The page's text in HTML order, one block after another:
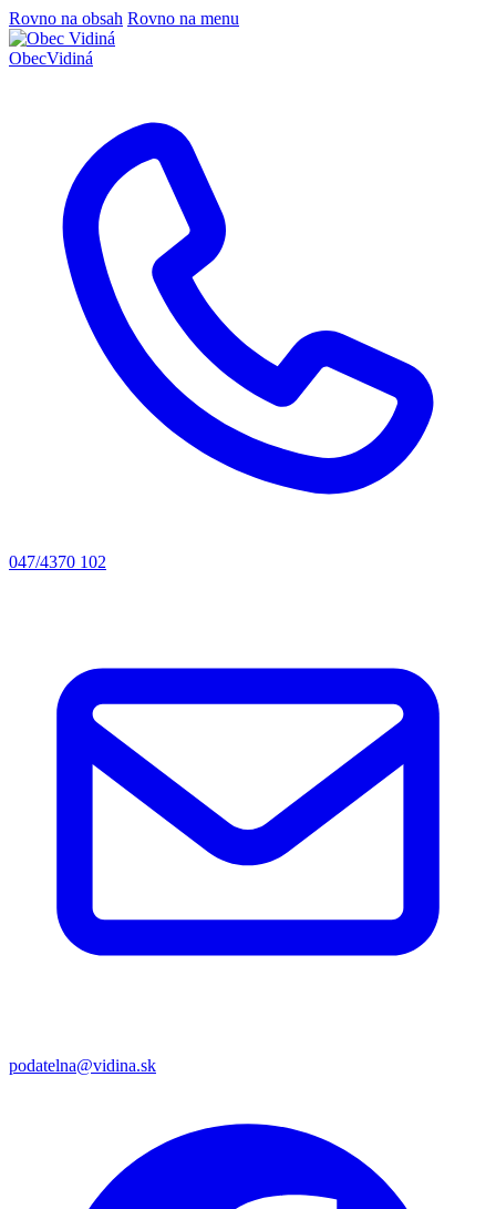
Rovno na obsah Rovno na menu
ObecVidiná
047/4370 102
podatelna@vidina.sk